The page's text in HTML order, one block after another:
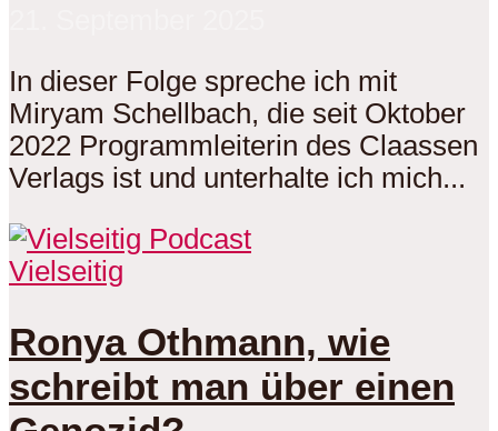
In dieser Folge spreche ich mit
Miryam Schellbach, die seit Oktober
2022 Programmleiterin des Claassen
Verlags ist und unterhalte ich mich...
Vielseitig
Ronya Othmann, wie
schreibt man über einen